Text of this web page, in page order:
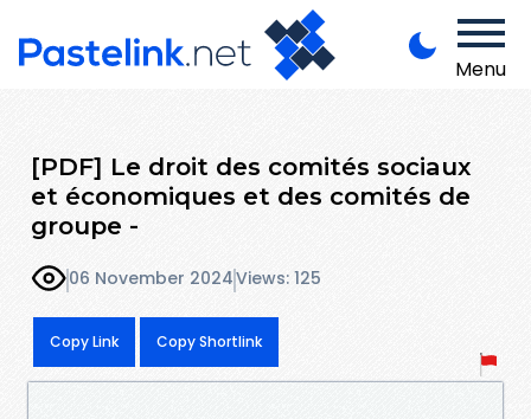
Menu
[PDF] Le droit des comités sociaux
et économiques et des comités de
groupe -
06 November 2024Views: 125
Copy Link Copy Shortlink